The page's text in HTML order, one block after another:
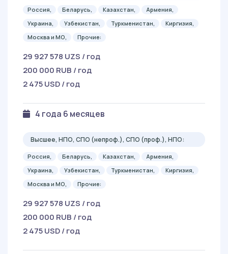
Россия, Беларусь, Казахстан,
Армения,
Украина,
Узбекистан, Туркменистан,
Киргизия,
Москва и МО,
Прочие:
29 927 578 UZS / год
200 000 RUB / год
2 475 USD / год
4 года 6 месяцев
Высшее, НПО, СПО (непроф.), СПО (проф.), НПО:
Россия, Беларусь, Казахстан,
Армения,
Украина,
Узбекистан, Туркменистан,
Киргизия,
Москва и МО,
Прочие:
29 927 578 UZS / год
200 000 RUB / год
2 475 USD / год